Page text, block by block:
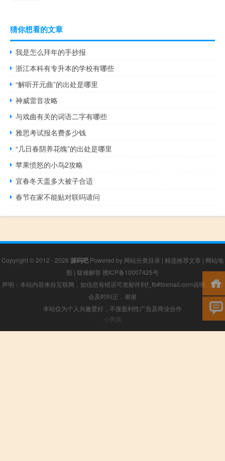
猜你想看的文章
我是怎么拜年的手抄报
浙江本科有专升本的学校有哪些
“解听开元曲”的出处是哪里
神威雷音攻略
与戏曲有关的词语二字有哪些
雅思考试报名费多少钱
“几日春阴养花魄”的出处是哪里
苹果愤怒的小鸟2攻略
宜春冬天盖多大被子合适
春节在家不能贴对联吗请问
Copyright © 2012 - 2026 源码吧 Powered by 网站分类目录 | 精选推荐文章 | 网站地
图 | 疑难解答 赣ICP备10007425号
声明：本站内容来自互联网，如信息有错误可发邮件到f_fb#foxmail.com说明，我们
会及时纠正，谢谢
本站仅为个人兴趣爱好，不接盈利性广告及商业合作
小男孩